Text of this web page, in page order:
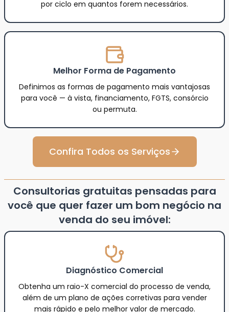
por ciclo em quantos forem necessários.
Melhor Forma de Pagamento
Definimos as formas de pagamento mais vantajosas
para você — à vista, financiamento, FGTS, consórcio
ou permuta.
Confira Todos os Serviços
Consultorias gratuitas pensadas para
você que quer fazer um bom negócio na
venda do seu imóvel:
Diagnóstico Comercial
Obtenha um raio-X comercial do processo de venda,
além de um plano de ações corretivas para vender
mais rápido e pelo melhor valor de mercado.